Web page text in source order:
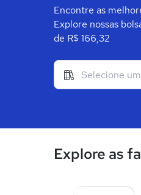
Encontre as
Explore nossas
de R$ 166,32
Explore as